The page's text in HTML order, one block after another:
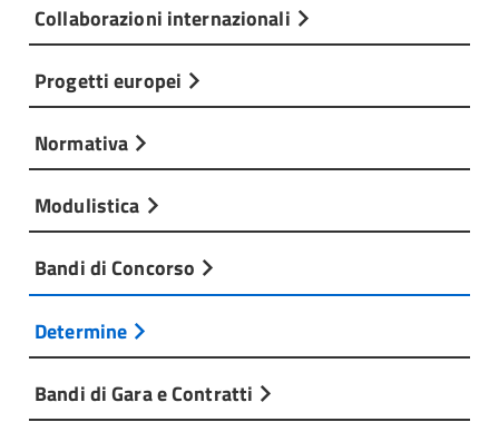
Collaborazioni internazionali
Progetti europei
Normativa
Modulistica
Bandi di Concorso
Determine
Bandi di Gara e Contratti